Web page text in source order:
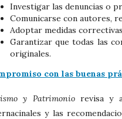
Investigar las denuncias o
Comunicarse con autores,
Adoptar medidas
Garantizar que todas las
originales.
con las buenas
y Patrimoniorevisa y
y las